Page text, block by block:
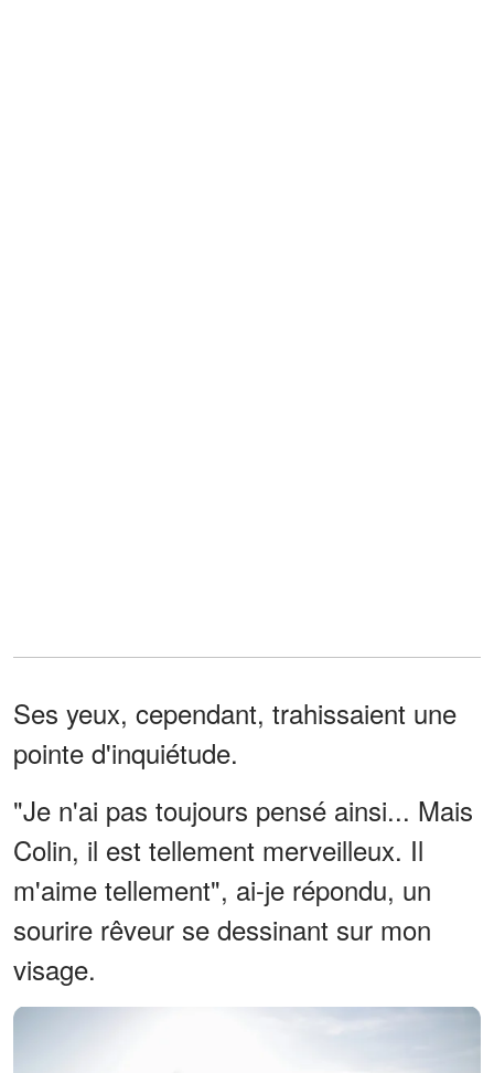
Ses yeux, cependant, trahissaient une
pointe d'inquiétude.
"Je n'ai pas toujours pensé ainsi... Mais
Colin, il est tellement merveilleux. Il
m'aime tellement", ai-je répondu, un
sourire rêveur se dessinant sur mon
visage.